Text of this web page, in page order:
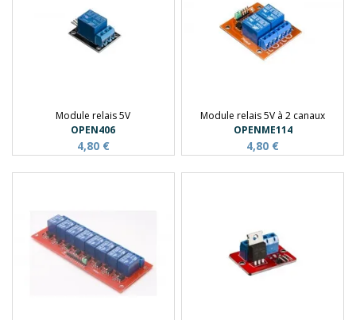
Module relais 5V
OPEN406
4,80 €
Module relais 5V à 2 canaux
OPENME114
4,80 €